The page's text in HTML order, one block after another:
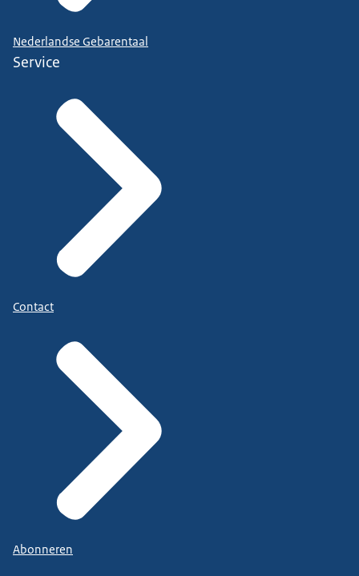
Nederlandse Gebarentaal
Service
Contact
Abonneren